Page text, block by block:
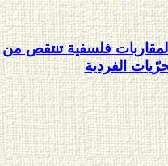
فلسفية تنتقص من
الفردية